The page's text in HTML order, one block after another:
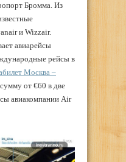
Бромма. Из
и Wizzair.
авиарейсы
рейсы в
Москва –
от €60 в две
авиакомпании Air